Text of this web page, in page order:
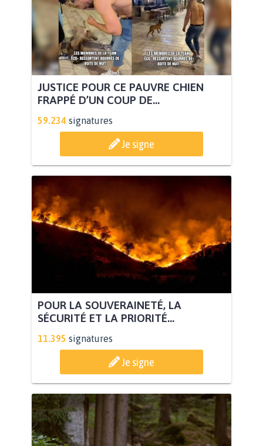
JUSTICE POUR CE PAUVRE CHIEN
FRAPPÉ D’UN COUP DE...
59.234 signatures
Je signe
POUR LA SOUVERAINETÉ, LA
SÉCURITÉ ET LA PRIORITÉ...
11.395 signatures
Je signe